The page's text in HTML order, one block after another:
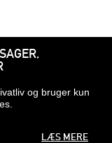
og bruger kun
LÆS MERE